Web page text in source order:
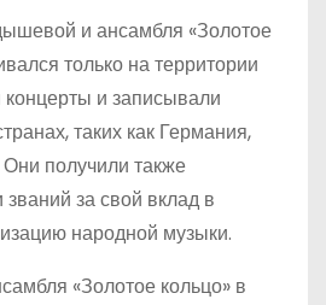
и ансамбля «Золотое
только на территории
и записывали
таких как Германия,
получили также
за свой вклад в
народной музыки.
«Золотое кольцо» в